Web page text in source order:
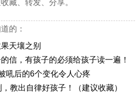
藏、转发、分享。
的：
天壤之别
信，有孩子的必须给孩子读一遍！
吼后的6个变化令人心疼
教出自律好孩子！（建议收藏）